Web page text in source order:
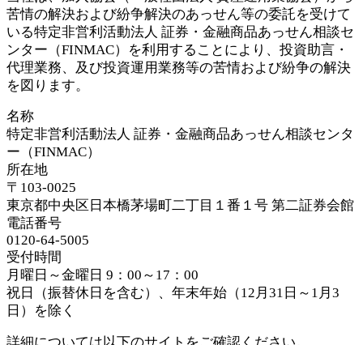
苦情の解決および紛争解決のあっせん等の委託を受けて
いる特定非営利活動法人 証券・金融商品あっせん相談セ
ンター（FINMAC）を利用することにより、投資助言・
代理業務、及び投資運用業務等の苦情および紛争の解決
を図ります。
名称
特定非営利活動法人 証券・金融商品あっせん相談センタ
ー（FINMAC）
所在地
〒103-0025
東京都中央区日本橋茅場町二丁目１番１号 第二証券会館
電話番号
0120-64-5005
受付時間
月曜日～金曜日 9：00～17：00
祝日（振替休日を含む）、年末年始（12月31日～1月3
日）を除く